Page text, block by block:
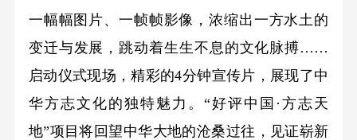
一幅幅图片、一帧帧影像，浓缩出一方水土的
变迁与发展，跳动着生生不息的文化脉搏……
启动仪式现场，精彩的4分钟宣传片，展现了中
华方志文化的独特魅力。“好评中国·方志天
地”项目将回望中华大地的沧桑过往，见证崭新